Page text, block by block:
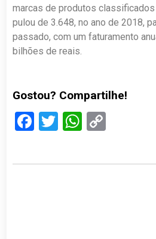
marcas de produtos classificados
pulou de 3.648, no ano de 2018,
passado, com um faturamento
bilhões de reais.
Gostou? Compartilhe!
Facebook
Twitter